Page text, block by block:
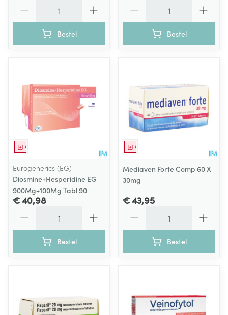
Bestel Bestel
Geneesmiddel
Eurogenerics (EG)
Diosmine+Hesperidine EG
900Mg+100Mg Tabl 90
€ 40,98
Bestel
Geneesmiddel
Mediaven Forte Comp 60 X
30mg
€ 43,95
Bestel